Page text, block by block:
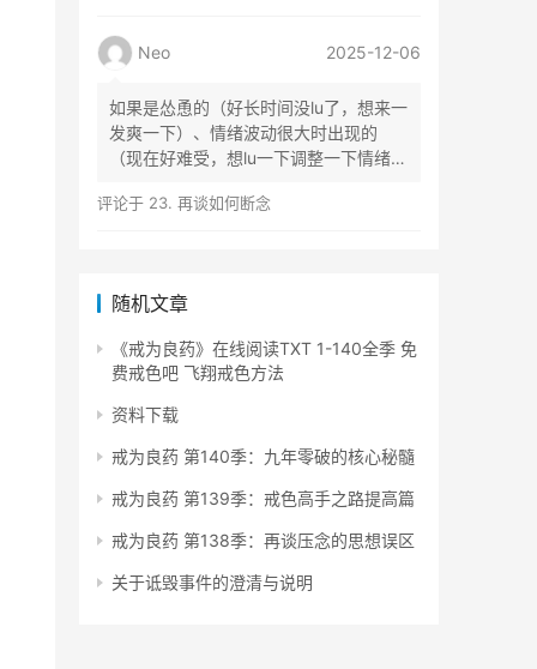
Neo 2025-12-06
如果是怂恿的（好长时间没lu了，想来一
发爽一下）、情绪波动很大时出现的
（现在好难受，想lu一下调整一下情绪）
评论于 23. 再谈如何断念
随机文章
《戒为良药》在线阅读TXT 1-140全季 免
费戒色吧 飞翔戒色方法
资料下载
戒为良药 第140季：九年零破的核心秘髓
戒为良药 第139季：戒色高手之路提高篇
戒为良药 第138季：再谈压念的思想误区
关于诋毁事件的澄清与说明